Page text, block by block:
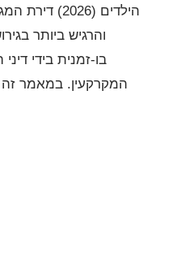
הילדים
והרגיש ביותר
בו-זמנית בידי
המקרקעין. במאמר